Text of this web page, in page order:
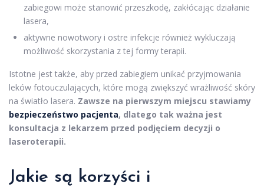
zabiegowi może stanowić przeszkodę, zakłócając działanie
lasera,
aktywne nowotwory i ostre infekcje również wykluczają
możliwość skorzystania z tej formy terapii.
Istotne jest także, aby przed zabiegiem unikać przyjmowania
leków fotouczulających, które mogą zwiększyć wrażliwość skóry
na światło lasera. Zawsze na pierwszym miejscu stawiamy
bezpieczeństwo pacjenta, dlatego tak ważna jest
konsultacja z lekarzem przed podjęciem decyzji o
laseroterapii.
Jakie są korzyści i